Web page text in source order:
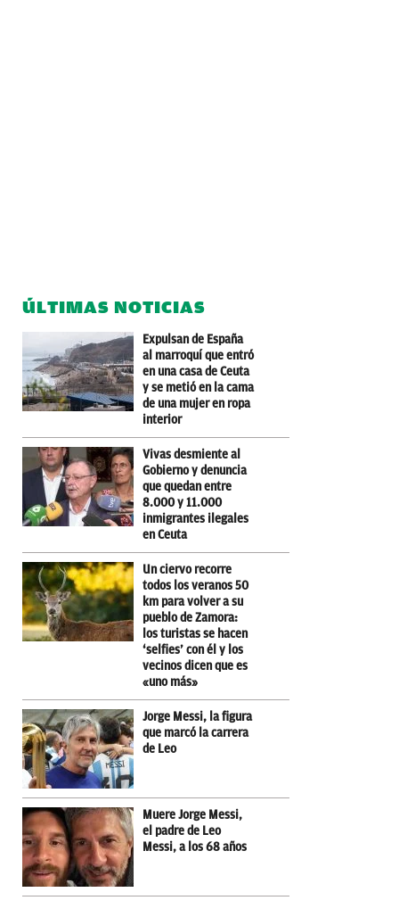
ÚLTIMAS NOTICIAS
Expulsan de España
al marroquí que entró
en una casa de Ceuta
y se metió en la cama
de una mujer en ropa
interior
Vivas desmiente al
Gobierno y denuncia
que quedan entre
8.000 y 11.000
inmigrantes ilegales
en Ceuta
Un ciervo recorre
todos los veranos 50
km para volver a su
pueblo de Zamora:
los turistas se hacen
‘selfies’ con él y los
vecinos dicen que es
«uno más»
Jorge Messi, la figura
que marcó la carrera
de Leo
Muere Jorge Messi,
el padre de Leo
Messi, a los 68 años